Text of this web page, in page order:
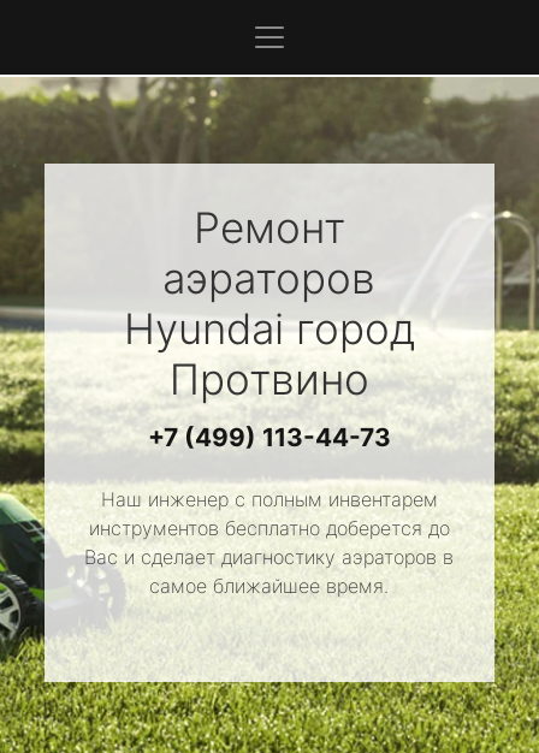
Ремонт
аэраторов
Hyundaiгород
Протвино
+7 (499) 113-44-73
Наш инженер с полным инвентарем
инструментов бесплатно доберется до
Вас и сделает диагностику аэраторов в
самое ближайшее время.